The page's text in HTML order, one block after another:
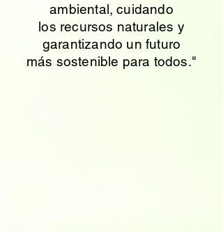
ambiental, cuidando
los recursos naturales y
garantizando un futuro
más sostenible para todos."